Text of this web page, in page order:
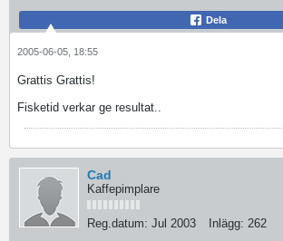
Dela
2005-06-05, 18:55
Grattis Grattis!
Fisketid verkar ge resultat..
Cad
Kaffepimplare
Reg.datum: Jul 2003 Inlägg: 262